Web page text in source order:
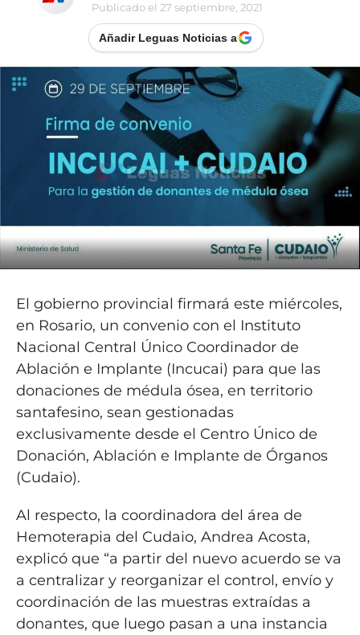
Publicado el 27 septiembre, 2021
Añadir Leguas Noticias a
El gobierno provincial firmará este miércoles,
en Rosario, un convenio con el Instituto
Nacional Central Único Coordinador de
Ablación e Implante (Incucai) para que las
donaciones de médula ósea, en territorio
santafesino, sean gestionadas
exclusivamente desde el Centro Único de
Donación, Ablación e Implante de Órganos
(Cudaio).
Al respecto, la coordinadora del área de
Hemoterapia del Cudaio, Andrea Acosta,
explicó que “a partir del nuevo acuerdo se va
a centralizar y reorganizar el control, envío y
coordinación de las muestras extraídas a
donantes, que luego pasan a una instancia